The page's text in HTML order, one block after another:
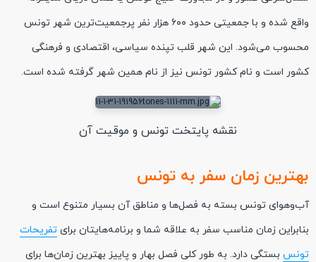
واقع شده و با جمعیتی حدود ۶۰۰ هزار نفر پرجمعیت‌ترین شهر تونس
محسوب می‌شود. این شهر قلب تپنده سیاسی، اقتصادی و فرهنگی
کشور است و نام کشور تونس نیز از نام همین شهر گرفته شده است.
نقشه پایتخت تونس و موقیت آن
بهترین زمان سفر به تونس
آب‌وهوای تونس بسته به فصل‌ها و مناطق آن بسیار متنوع است و
بنابراین زمان مناسب سفر به علاقه شما و برنامه‌هایتان برای تفریحات
تونس بستگی دارد. به طور کلی فصل بهار و پاییز بهترین زمان‌ها برای